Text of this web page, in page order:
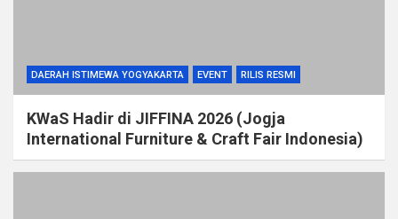
DAERAH ISTIMEWA YOGYAKARTA EVENT RILIS RESMI
KWaS Hadir di JIFFINA 2026 (Jogja
International Furniture & Craft Fair Indonesia)